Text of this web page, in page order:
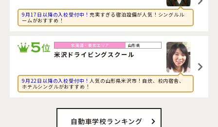
9月17日以降の入校受付中！充実すぎる宿泊設備が人気！シングルル
ームがおすすめ！
山形県
米沢ドライビングスクール
9月22日以降の入校受付中！人気の山形県米沢市！自炊、校内宿舎、
ホテルシングルがおすすめ！
自動車学校ランキング